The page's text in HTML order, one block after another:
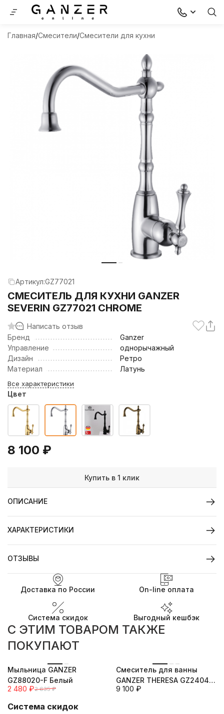
Главная Смесители Смесители для кухни
Артикул:GZ77021
СМЕСИТЕЛЬ ДЛЯ КУХНИ GANZER
SEVERIN GZ77021 CHROME
Написать отзыв
Бренд
Ganzer
Управление
однорычажный
Дизайн
Ретро
Материал
Латунь
Все характеристики
Цвет
8 100 ₽
Купить в 1 клик
ОПИСАНИЕ
ХАРАКТЕРИСТИКИ
ОТЗЫВЫ
Доставка по России On-line оплата
Система скидок Выгодный кешбэк
C ЭТИМ ТОВАРОМ ТАКЖЕ
ПОКУПАЮТ
Мыльница GANZER
GZ88020-F Белый
2 480 ₽2 635 ₽
Cмеситель для ванны
GANZER THERESA GZ24041F
WHITE
9 100 ₽
Система скидок